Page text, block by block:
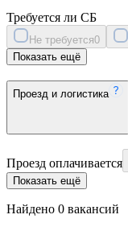
Требуется ли СБ
Не требуется0
Показать ещё
Проезд и логистика
Проезд оплачивается
Показать ещё
Найдено 0 вакансий